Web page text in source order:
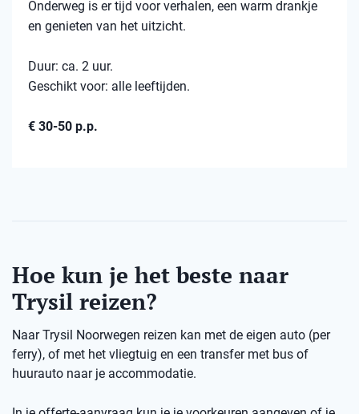
Onderweg is er tijd voor verhalen, een warm drankje
en genieten van het uitzicht.
Duur: ca. 2 uur.
Geschikt voor: alle leeftijden.
€ 30-50 p.p.
Hoe kun je het beste naar
Trysil reizen?
Naar Trysil Noorwegen reizen kan met de eigen auto (per
ferry), of met het vliegtuig en een transfer met bus of
huurauto naar je accommodatie.